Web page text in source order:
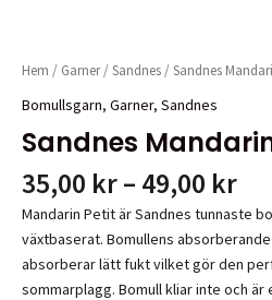
Hem / Garner/Sandnes / Sandnes
Bomullsgarn, Garner, Sandnes
Sandnes
35,00 kr– 49,00 kr
till
Mandarin Petit är Sandnes tunnaste
växtbaserat. Bomullens
absorberar lätt fukt vilket gör den
sommarplagg. Bomull kliar inte och